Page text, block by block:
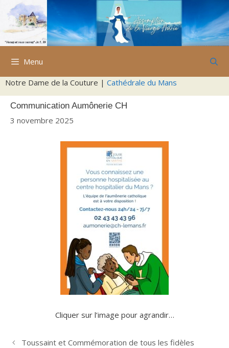
Aller
contenu
Menu
Notre Dame de la Couture | Cathédrale du Mans
Communication Aumônerie CH
3 novembre 2025
Cliquer sur l’image pour agrandir…
Toussaint et Commémoration de tous les fidèles